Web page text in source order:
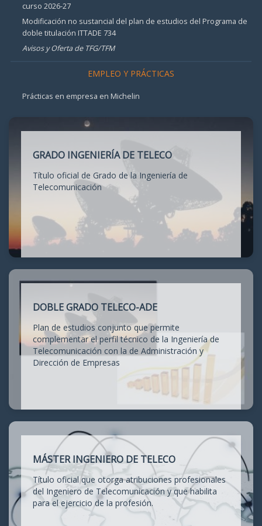
curso 2026-27
Modificación no sustancial del plan de estudios del Programa de
doble titulación ITTADE 734
Avisos y Oferta de TFG/TFM
EMPLEO Y PRÁCTICAS
Prácticas en empresa en Michelin
GRADO INGENIERÍA DE TELECO
Título oficial de Grado de la Ingeniería de
Telecomunicación
DOBLE GRADO TELECO-ADE
Plan de estudios conjunto que permite
complementar el perfil técnico de la Ingeniería de
Telecomunicación con la de Administración y
Dirección de Empresas
MÁSTER INGENIERO DE TELECO
Título oficial que otorga atribuciones profesionales
del Ingeniero de Telecomunicación y que habilita
para el ejercicio de la profesión.